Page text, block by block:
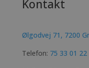
Kontakt
Ølgodvej 71, 7200
Telefon: 75 33 01 22